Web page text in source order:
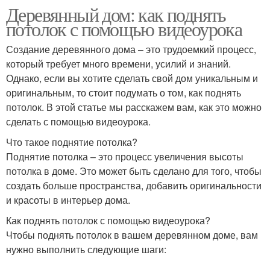
Деревянный дом: как поднять
потолок с помощью видеоурока
Создание деревянного дома – это трудоемкий процесс,
который требует много времени, усилий и знаний.
Однако, если вы хотите сделать свой дом уникальным и
оригинальным, то стоит подумать о том, как поднять
потолок. В этой статье мы расскажем вам, как это можно
сделать с помощью видеоурока.
Что такое поднятие потолка?
Поднятие потолка – это процесс увеличения высоты
потолка в доме. Это может быть сделано для того, чтобы
создать больше пространства, добавить оригинальности
и красоты в интерьер дома.
Как поднять потолок с помощью видеоурока?
Чтобы поднять потолок в вашем деревянном доме, вам
нужно выполнить следующие шаги: